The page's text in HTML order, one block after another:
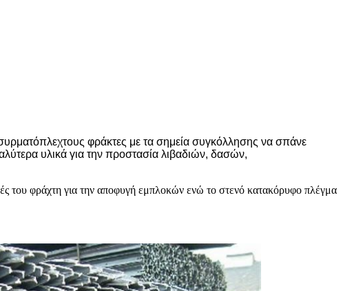
φράκτες με τα σημεία συγκόλλησης να σπάνε
υλικά για την προστασία λιβαδιών, δασών,
του φράχτη για την αποφυγή εμπλοκών ενώ το στενό κατακόρυφο πλέγμα